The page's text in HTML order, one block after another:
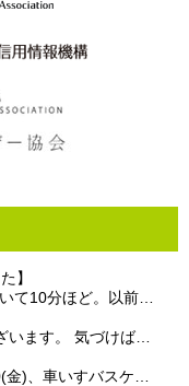
】
て10分ほど。以前…
います。 気づけば…
)、車いすバスケ…